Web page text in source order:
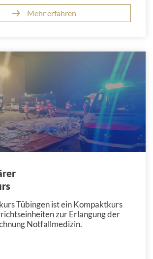
Mehr erfahren
Tübingen ist ein Kompaktkurs
zur Erlangung der
Notfallmedizin.